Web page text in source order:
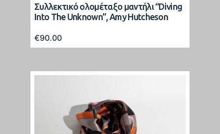
Συλλεκτικό ολομέταξο μαντήλι “Diving
Into The Unknown”, Amy Hutcheson
€90.00